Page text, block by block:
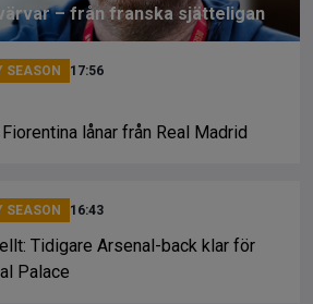
– från franska sjätteligan
SEASON 17:56
lånar från Real Madrid
SEASON 16:43
Tidigare Arsenal-back klar för
Palace